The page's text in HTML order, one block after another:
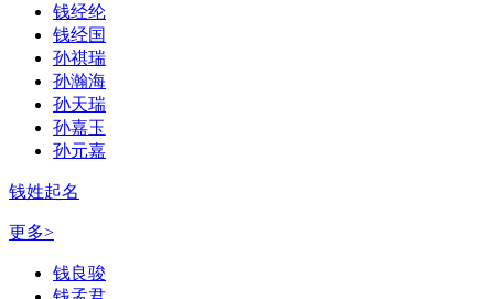
钱经纶
钱经国
孙祺瑞
孙瀚海
孙天瑞
孙嘉玉
孙元嘉
钱姓起名
更多>
钱良骏